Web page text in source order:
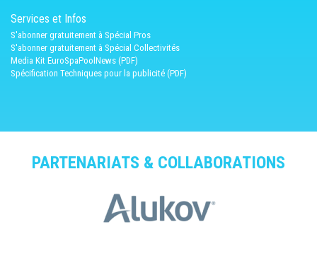
Services et Infos
S'abonner gratuitement à Spécial Pros
S'abonner gratuitement à Spécial Collectivités
Media Kit EuroSpaPoolNews (PDF)
Spécification Techniques pour la publicité (PDF)
PARTENARIATS & COLLABORATIONS